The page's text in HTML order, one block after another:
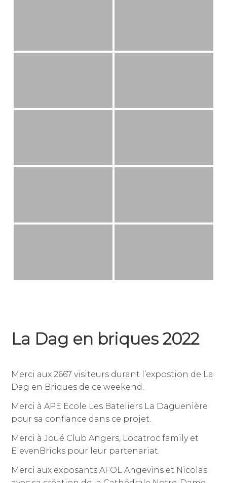
La Dag en briques 2022
2022
dominique
julien
dans
non
Merci aux 2667 visiteurs durant l’expostion de La
Dag en Briques de ce weekend.
Merci à APE Ecole Les Bateliers La Daguenière
pour sa confiance dans ce projet.
Merci à Joué Club Angers, Locatroc family et
ElevenBricks pour leur partenariat.
Merci aux exposants AFOL Angevins et Nicolas